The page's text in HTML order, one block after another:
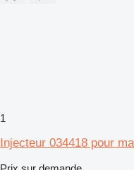
1
Injecteur 034418 pour